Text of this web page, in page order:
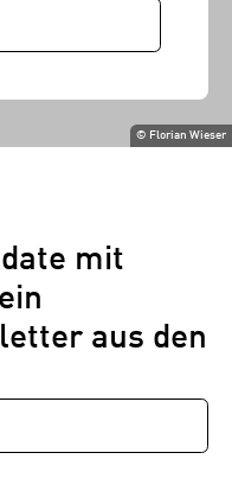
© Florian Wieser
mit
aus den